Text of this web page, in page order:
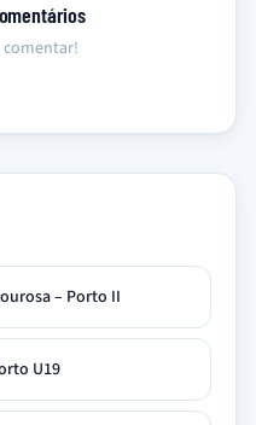
comentar!
– Porto II
U19